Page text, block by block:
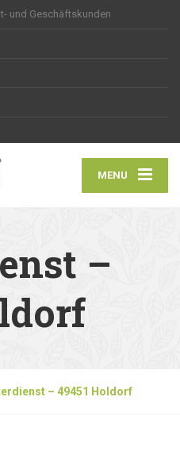
und Geschäftskunden
MENU
–
– 49451 Holdorf